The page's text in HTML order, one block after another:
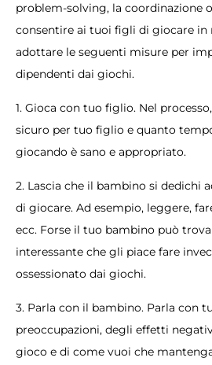
problem-solving, la coordinazione
consentire ai tuoi figli di giocare in
adottare le seguenti misure per
dipendenti dai giochi.
1. Gioca con tuo figlio. Nel
sicuro per tuo figlio e quanto
giocando è sano e appropriato.
2. Lascia che il bambino si dedichi
di giocare. Ad esempio, leggere,
ecc. Forse il tuo bambino può
interessante che gli piace fare
ossessionato dai giochi.
3. Parla con il bambino. Parla con
preoccupazioni, degli effetti
gioco e di come vuoi che